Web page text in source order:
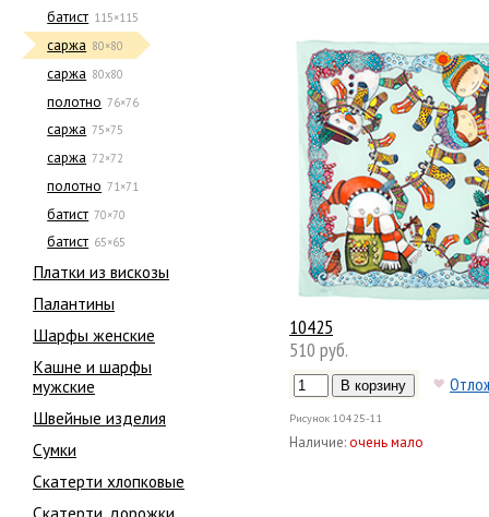
батист 115×115
саржа 80×80
саржа 80х80
полотно 76×76
саржа 75×75
саржа 72×72
полотно 71×71
батист 70×70
батист 65×65
Платки из вискозы
Палантины
Шарфы женские
Кашне и шарфы
мужские
Швейные изделия
Сумки
Скатерти хлопковые
Скатерти, дорожки
10425
510 руб.
Рисунок 10425-11
Наличие:очень мало